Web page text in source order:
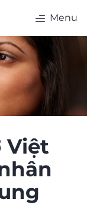
Menu
Việt